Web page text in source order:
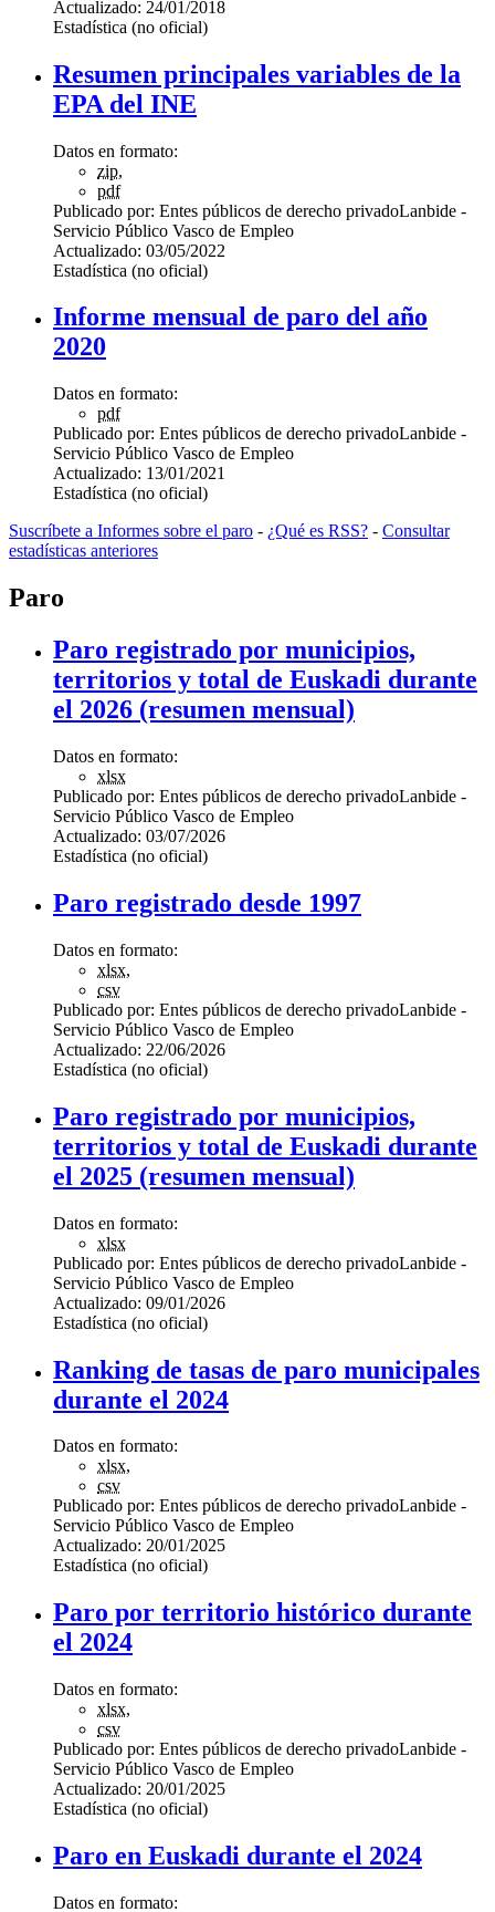
Actualizado: 24/01/2018
Estadística (no oficial)
Resumen principales variables de la
EPA del INE
Datos en formato:
zip,
pdf
Publicado por: Entes públicos de derecho privadoLanbide -
Servicio Público Vasco de Empleo
Actualizado: 03/05/2022
Estadística (no oficial)
Informe mensual de paro del año
2020
Datos en formato:
pdf
Publicado por: Entes públicos de derecho privadoLanbide -
Servicio Público Vasco de Empleo
Actualizado: 13/01/2021
Estadística (no oficial)
Suscríbete a Informes sobre el paro - ¿Qué es RSS? - Consultar
estadísticas anteriores
Paro
Paro registrado por municipios,
territorios y total de Euskadi durante
el 2026 (resumen mensual)
Datos en formato:
xlsx
Publicado por: Entes públicos de derecho privadoLanbide -
Servicio Público Vasco de Empleo
Actualizado: 03/07/2026
Estadística (no oficial)
Paro registrado desde 1997
Datos en formato:
xlsx,
csv
Publicado por: Entes públicos de derecho privadoLanbide -
Servicio Público Vasco de Empleo
Actualizado: 22/06/2026
Estadística (no oficial)
Paro registrado por municipios,
territorios y total de Euskadi durante
el 2025 (resumen mensual)
Datos en formato:
xlsx
Publicado por: Entes públicos de derecho privadoLanbide -
Servicio Público Vasco de Empleo
Actualizado: 09/01/2026
Estadística (no oficial)
Ranking de tasas de paro municipales
durante el 2024
Datos en formato:
xlsx,
csv
Publicado por: Entes públicos de derecho privadoLanbide -
Servicio Público Vasco de Empleo
Actualizado: 20/01/2025
Estadística (no oficial)
Paro por territorio histórico durante
el 2024
Datos en formato:
xlsx,
csv
Publicado por: Entes públicos de derecho privadoLanbide -
Servicio Público Vasco de Empleo
Actualizado: 20/01/2025
Estadística (no oficial)
Paro en Euskadi durante el 2024
Datos en formato: